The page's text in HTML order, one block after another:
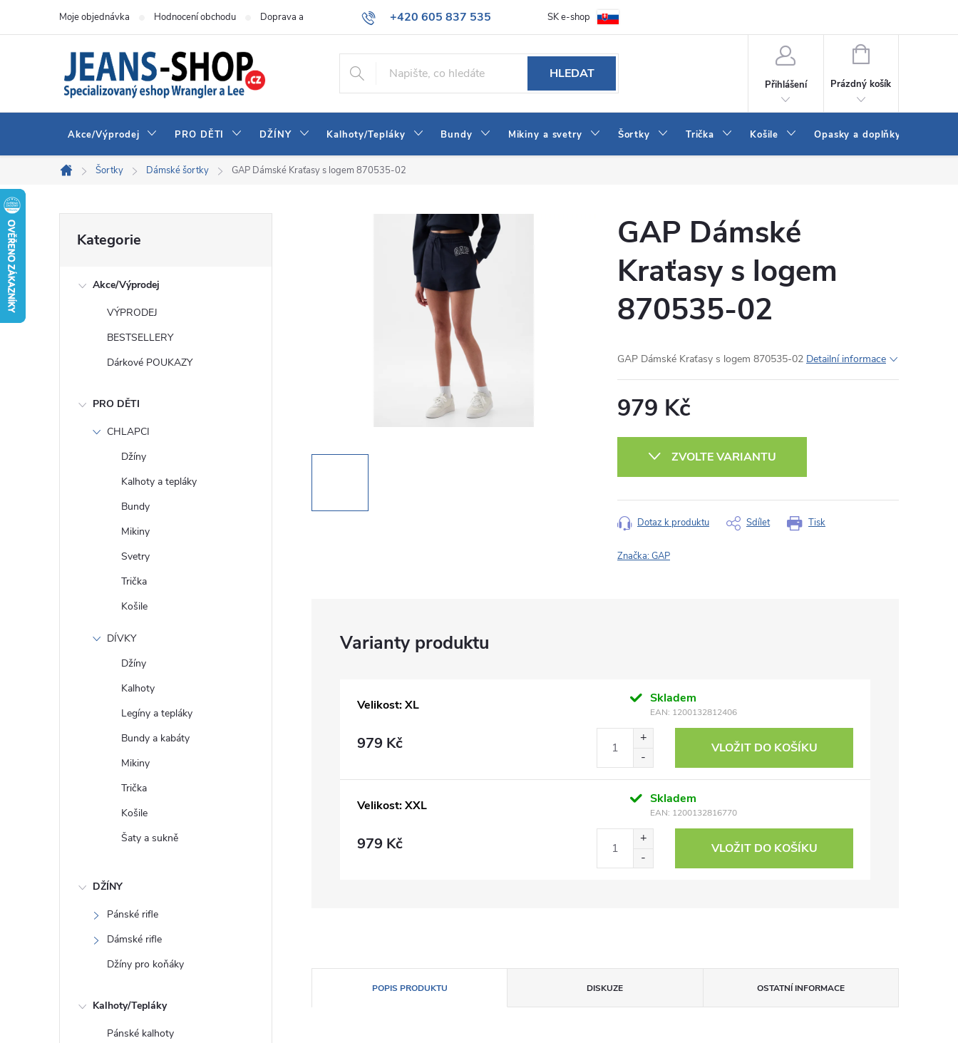
+420 605 837 535
info@jeans-shop.cz
Moje objednávka Hodnocení obchodu Doprava a platba Obchodní podmínky Naše prodejna Blog Kontakt
SK e-shop
HLEDAT
Přihlášení
NÁKUPNÍ
Prázdný košík
Akce/Výprodej PRO DĚTI DŽÍNY Kalhoty/Tepláky Bundy Mikiny a svetry Šortky Trička Košile Opasky a doplňky
Domů
Šortky Dámské šortky GAP Dámské Kraťasy s logem 870535-02
kategorie
Kategorie
Akce/Výprodej
VÝPRODEJ
BESTSELLERY
Dárkové POUKAZY
PRO DĚTI
CHLAPCI
Džíny
Kalhoty a tepláky
Bundy
Mikiny
Svetry
Trička
Košile
DÍVKY
Džíny
Kalhoty
Legíny a tepláky
Bundy a kabáty
Mikiny
Trička
Košile
Šaty a sukně
DŽÍNY
Pánské rifle
Dámské rifle
Džíny pro koňáky
Kalhoty/Tepláky
Pánské kalhoty
GAP Dámské
Kraťasy s logem
870535-02
GAP Dámské Kraťasy s logem 870535-02 Detailní informace
979 Kč
ZVOLTE VARIANTU
Tisk
Dotaz k produktu Sdílet
Značka:GAP
Velikost: XL Skladem
EAN: 1200132812406
979 Kč VLOŽIT DO KOŠÍKU
Velikost: XXL Skladem
EAN: 1200132816770
979 Kč VLOŽIT DO KOŠÍKU
POPIS PRODUKTU DISKUZE OSTATNÍ INFORMACE